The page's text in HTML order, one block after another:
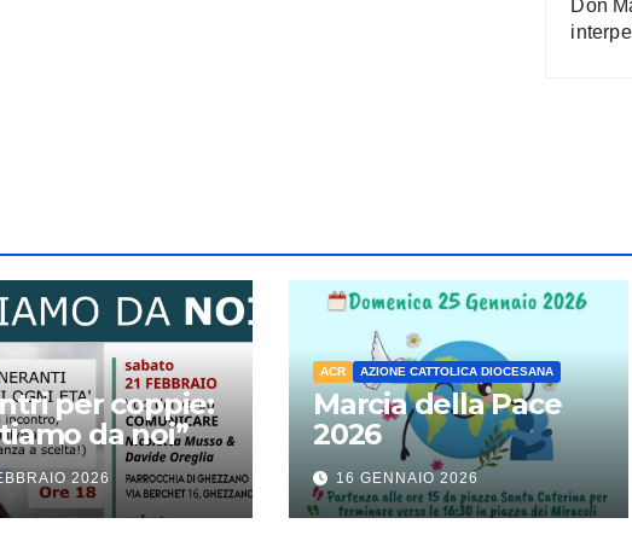
Don
per coppie:
da noi”
2026
ACR AZIONE CATTOLICA DIOCESANA
Marcia della Pace
2026
16 GENNAIO 2026